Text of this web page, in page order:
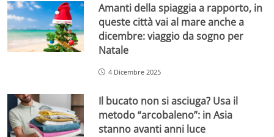
Amanti della spiaggia a rapporto, in
queste città vai al mare anche a
dicembre: viaggio da sogno per
Natale
4 Dicembre 2025
Il bucato non si asciuga? Usa il
metodo “arcobaleno”: in Asia
stanno avanti anni luce